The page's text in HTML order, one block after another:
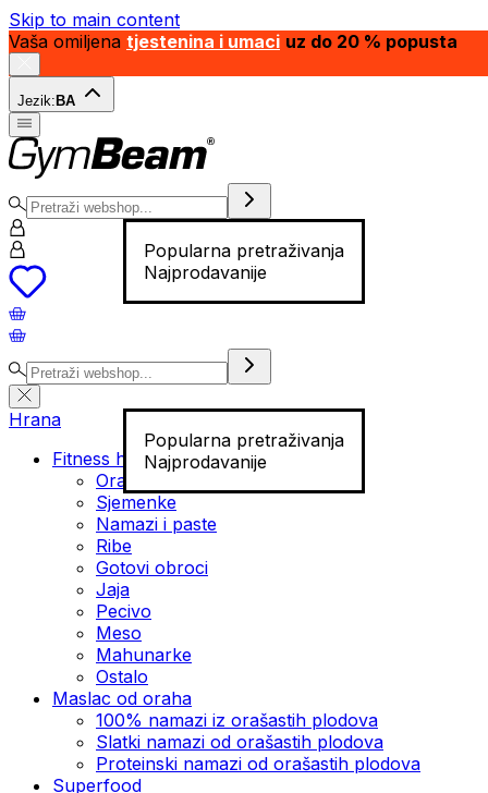
Skip to main content
Vaša omiljena tjestenina i umaci uz do 20 % popusta
Jezik: BA
Popularna pretraživanja
Najprodavanije
Popularna pretraživanja
Najprodavanije
Hrana
Fitness hrana
Orašasti plodovi
Sjemenke
Namazi i paste
Ribe
Gotovi obroci
Jaja
Pecivo
Meso
Mahunarke
Ostalo
Maslac od oraha
100% namazi iz orašastih plodova
Slatki namazi od orašastih plodova
Proteinski namazi od orašastih plodova
Superfood